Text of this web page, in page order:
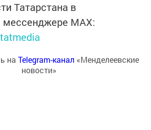
Татарстана в
мессенджере MАХ:
на Telegram-канал «Менделеевские
новости»